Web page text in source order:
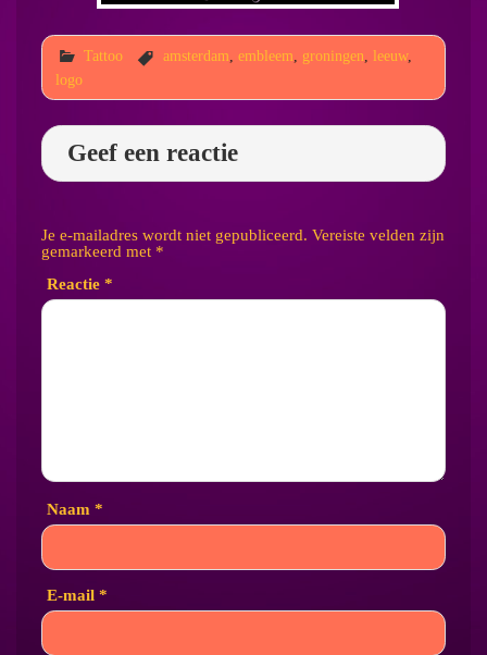
Tattoo amsterdam embleem groningen leeuw,
logo
Geef een reactie
Je e-mailadres wordt niet gepubliceerd. Vereiste velden zijn
gemarkeerd met *
Reactie *
Naam *
E-mail *